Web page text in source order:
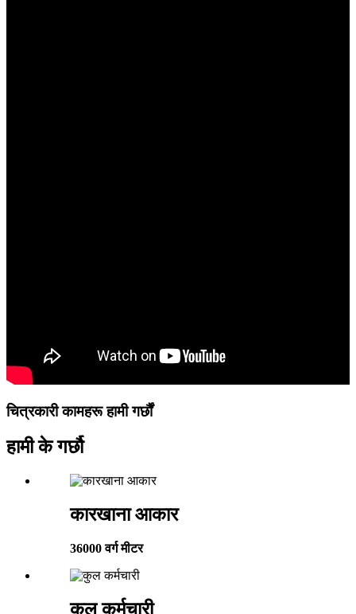
चित्रकारी कामहरू हामी गर्छौं
हामी के गर्छौ
कारखाना आकार
36000 वर्ग मीटर
कुल कर्मचारी